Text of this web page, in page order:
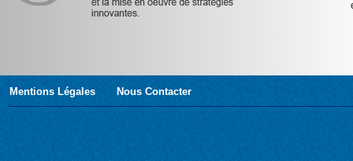
Mentions Légales Nous Contacter